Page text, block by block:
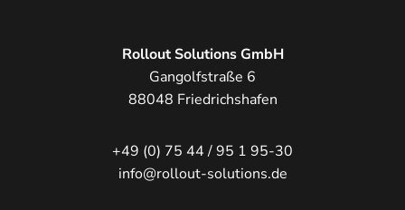
Rollout Solutions GmbH
Gangolfstraße 6
88048 Friedrichshafen
+49 (0) 75 44 / 95 1 95-30
info@rollout-solutions.de